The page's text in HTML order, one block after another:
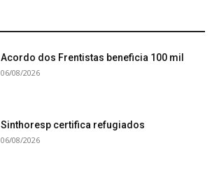
Acordo dos Frentistas beneficia 100 mil
06/08/2026
Sinthoresp certifica refugiados
06/08/2026